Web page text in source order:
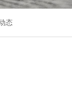
态